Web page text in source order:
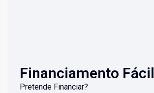
Financiamento Fácil
Pretende Financiar?